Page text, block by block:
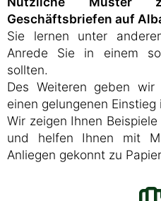
Geschäftsbriefen auf
Sie lernen unter
Anrede Sie in einem
sollten.
Des Weiteren geben
einen gelungenen
Wir zeigen Ihnen
und helfen Ihnen mit
Anliegen gekonnt zu